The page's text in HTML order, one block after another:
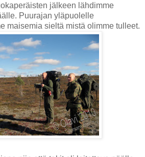
jälkeen lähdimme
Puurajan yläpuolelle
maisemia sieltä mistä olimme tulleet.